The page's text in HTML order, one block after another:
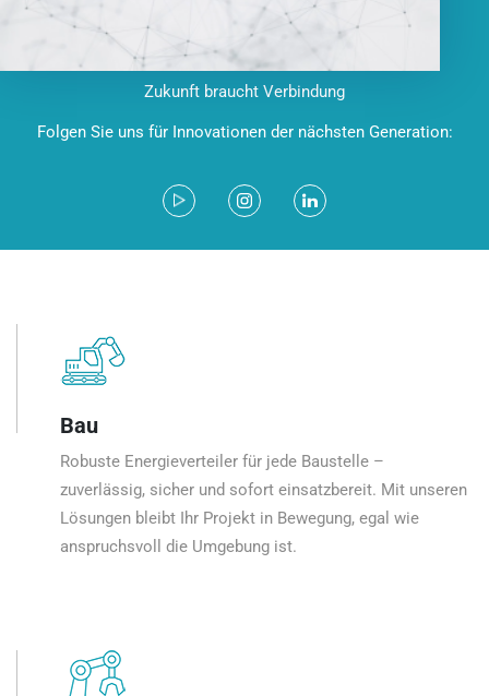
Zukunft braucht Verbindung
Folgen Sie uns für Innovationen der nächsten Generation:
Bau
Robuste Energieverteiler für jede Baustelle –
zuverlässig, sicher und sofort einsatzbereit. Mit unseren
Lösungen bleibt Ihr Projekt in Bewegung, egal wie
anspruchsvoll die Umgebung ist.